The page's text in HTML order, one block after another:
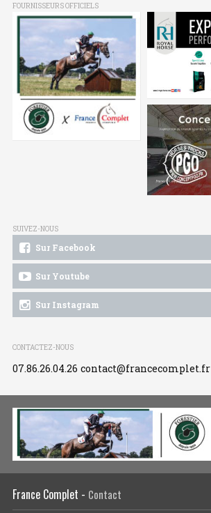
FOURNISSEURS OFFICIELS
SUIVEZ-NOUS
Sur Facebook
Sur Youtube
Sur Instagram
CONTACTEZ-NOUS
07.86.26.04.26 contact@francecomplet.fr
France Complet - Contact